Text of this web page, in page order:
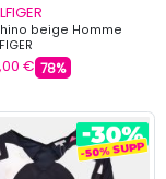
beige Homme
€ 78%